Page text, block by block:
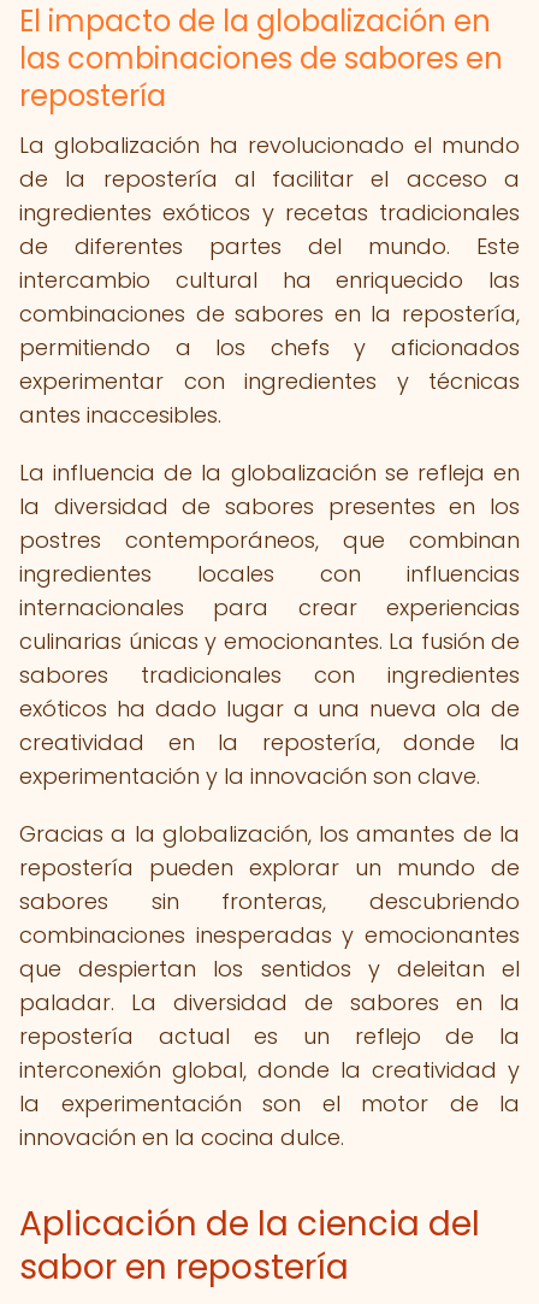
El impacto de la globalización en
las combinaciones de sabores en
repostería
La globalización ha revolucionado el mundo
de la repostería al facilitar el acceso a
ingredientes exóticos y recetas tradicionales
de diferentes partes del mundo. Este
intercambio cultural ha enriquecido las
combinaciones de sabores en la repostería,
permitiendo a los chefs y aficionados
experimentar con ingredientes y técnicas
antes inaccesibles.
La influencia de la globalización se refleja en
la diversidad de sabores presentes en los
postres contemporáneos, que combinan
ingredientes locales con influencias
internacionales para crear experiencias
culinarias únicas y emocionantes. La fusión de
sabores tradicionales con ingredientes
exóticos ha dado lugar a una nueva ola de
creatividad en la repostería, donde la
experimentación y la innovación son clave.
Gracias a la globalización, los amantes de la
repostería pueden explorar un mundo de
sabores sin fronteras, descubriendo
combinaciones inesperadas y emocionantes
que despiertan los sentidos y deleitan el
paladar. La diversidad de sabores en la
repostería actual es un reflejo de la
interconexión global, donde la creatividad y
la experimentación son el motor de la
innovación en la cocina dulce.
Aplicación de la ciencia del
sabor en repostería